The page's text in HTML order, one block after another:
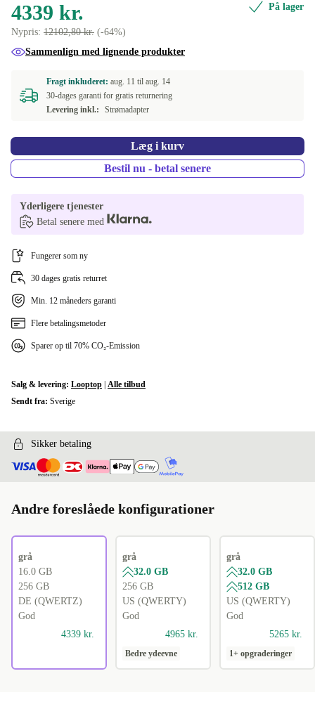
4339 kr.
Nypris: 12102,80 kr. (-64%)
På lager
Sammenlign med lignende produkter
Fragt inkluderet: aug. 11 til aug. 14
30-dages garanti for gratis returnering
Levering inkl.:
Strømadapter
Læg i kurv
Bestil nu - betal senere
Yderligere tjenester
Betal senere med
Fungerer som ny
30 dages gratis returret
Min. 12 måneders garanti
Flere betalingsmetoder
Sparer op til 70% CO₂-Emission
Salg & levering: Looptop Alle tilbud
Sendt fra: Sverige
Sikker betaling
Andre foreslåede konfigurationer
grå
16.0 GB
256 GB
DE (QWERTZ)
God
4339 kr.
grå
32.0 GB
256 GB
US (QWERTY)
God
4965 kr.
Bedre ydeevne
grå
32.0 GB
512 GB
US (QWERTY)
God
5265 kr.
1+ opgraderinger